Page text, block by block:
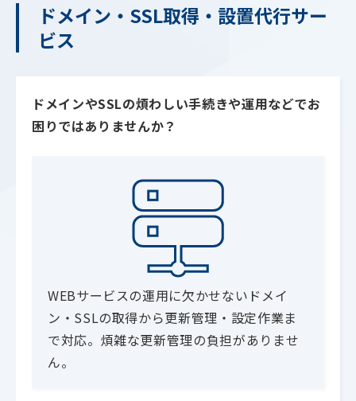
ドメイン・SSL取得・設置代行サー
ビス
ドメインやSSLの煩わしい手続きや運用などでお
困りではありませんか？
WEBサービスの運用に欠かせないドメイ
ン・SSLの取得から更新管理・設定作業ま
で対応。煩雑な更新管理の負担がありませ
ん。